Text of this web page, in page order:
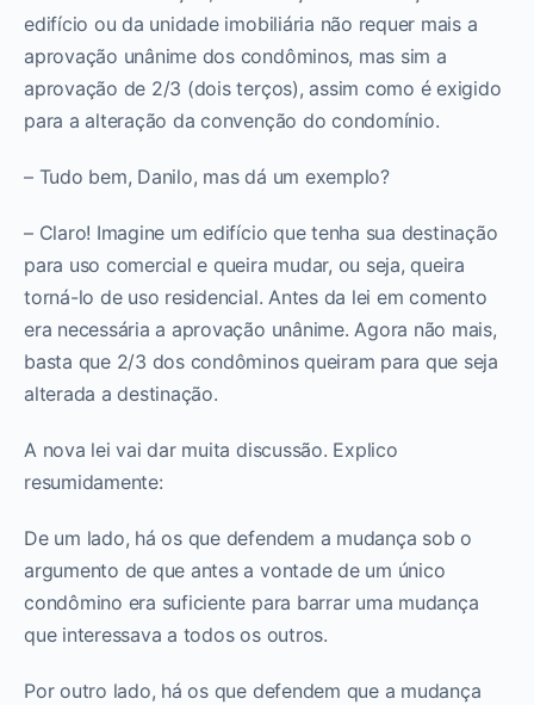
edifício ou da unidade imobiliária não requer mais a
aprovação unânime dos condôminos, mas sim a
aprovação de 2/3 (dois terços), assim como é exigido
para a alteração da convenção do condomínio.
– Tudo bem, Danilo, mas dá um exemplo?
– Claro! Imagine um edifício que tenha sua destinação
para uso comercial e queira mudar, ou seja, queira
torná-lo de uso residencial. Antes da lei em comento
era necessária a aprovação unânime. Agora não mais,
basta que 2/3 dos condôminos queiram para que seja
alterada a destinação.
A nova lei vai dar muita discussão. Explico
resumidamente:
De um lado, há os que defendem a mudança sob o
argumento de que antes a vontade de um único
condômino era suficiente para barrar uma mudança
que interessava a todos os outros.
Por outro lado, há os que defendem que a mudança